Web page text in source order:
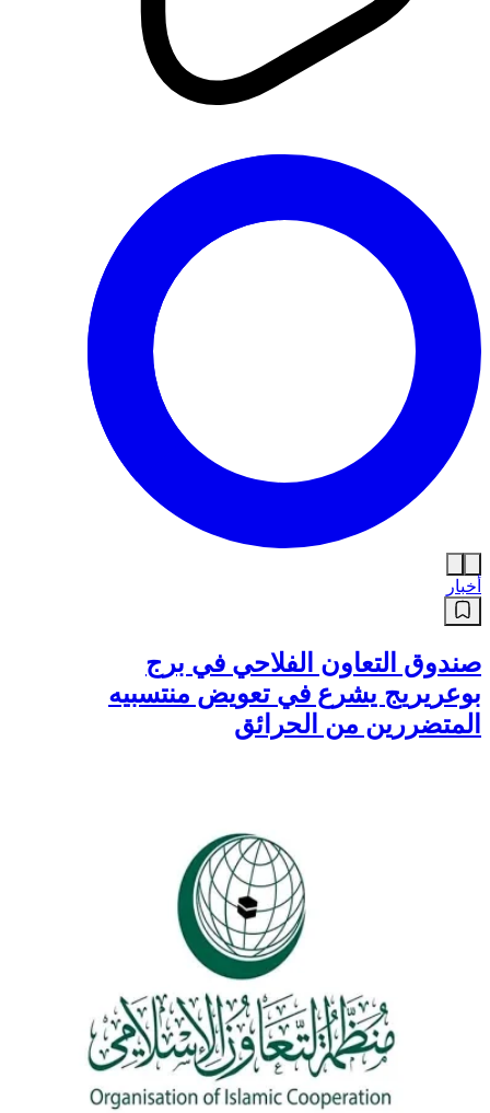
صندوق التعاون الفلاحي في برج
بوعريريج يشرع في تعويض منتسبيه
المتضررين من الحرائق